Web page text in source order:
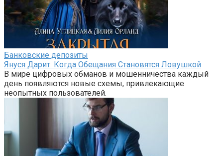
Банковские депозиты
Януся Дарит. Когда Обещания Становятся Ловушкой
В мире цифровых обманов и мошенничества каждый
день появляются новые схемы, привлекающие
неопытных пользователей.